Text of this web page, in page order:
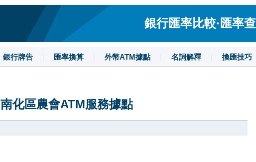
銀行匯率比較·匯率
銀行牌告 匯率換算 外幣ATM據點 名詞解釋 換匯技巧
南化區農會ATM服務據點